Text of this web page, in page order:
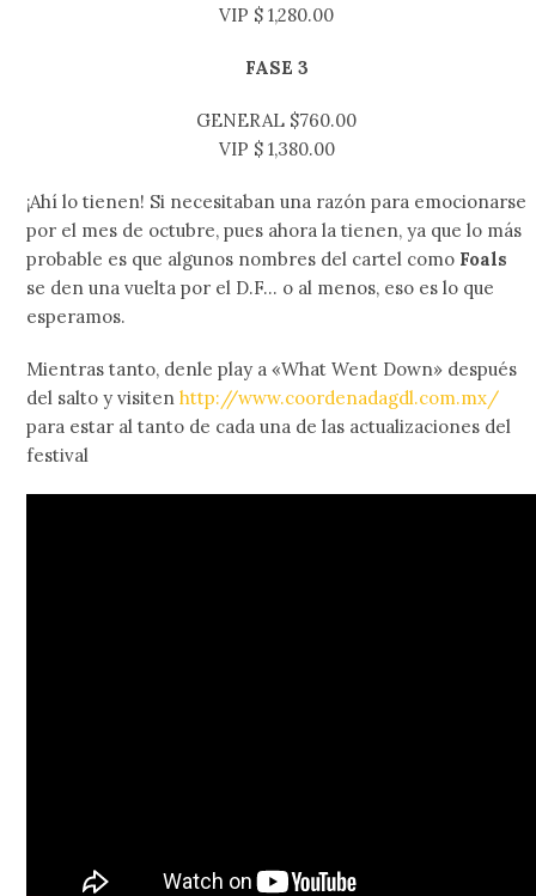
VIP $ 1,280.00
FASE 3
GENERAL $760.00
VIP $ 1,380.00
¡Ahí lo tienen! Si necesitaban una razón para emocionarse
por el mes de octubre, pues ahora la tienen, ya que lo más
probable es que algunos nombres del cartel como Foals
se den una vuelta por el D.F… o al menos, eso es lo que
esperamos.
Mientras tanto, denle play a «What Went Down» después
del salto y visitenhttp://www.coordenadagdl.com.mx/
para estar al tanto de cada una de las actualizaciones del
festival